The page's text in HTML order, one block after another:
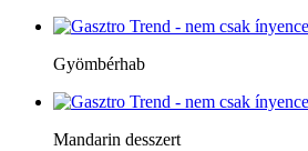
Gyömbérhab
Mandarin desszert